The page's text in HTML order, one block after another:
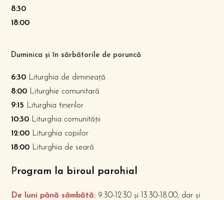
8:30
18:00
Duminica și în sărbătorile de poruncă
6:30 Liturghia de dimineață
8:00 Liturghie comunitară
9:15 Liturghia tinerilor
10:30 Liturghia comunității
12:00 Liturghia copiilor
18:00 Liturghia de seară
Program la biroul parohial
De luni până sâmbătă: 9.30-12.30 și 13.30-18.00, dar și